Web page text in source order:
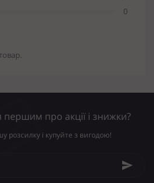
0
першим про акції і знижки?
розсилку і купуйте з вигодою!